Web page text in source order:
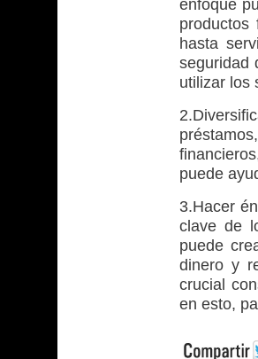
enfoque
productos
hasta
seguridad
utilizar los
puede
3.Hacer
clave de
puede
dinero y
crucial
en esto,